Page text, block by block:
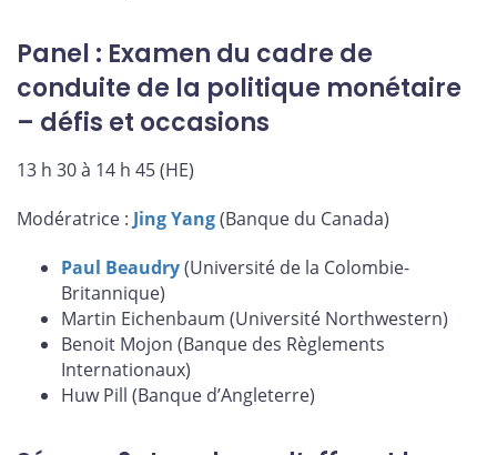
Panel : Examen du cadre de
conduite de la politique monétaire
– défis et occasions
13 h 30 à 14 h 45 (HE)
Modératrice : Jing Yang(Banque du Canada)
Paul Beaudry(Université de la Colombie-
Britannique)
Martin Eichenbaum (Université Northwestern)
Benoit Mojon (Banque des Règlements
Internationaux)
Huw Pill (Banque d’Angleterre)